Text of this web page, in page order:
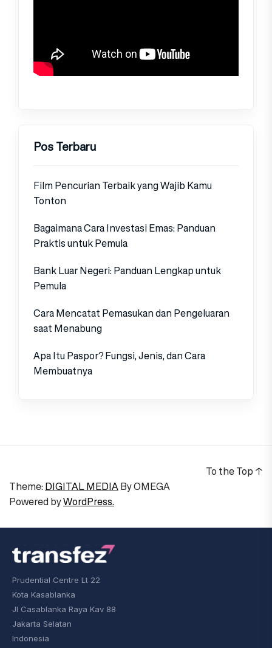
Pos Terbaru
Film Pencurian Terbaik yang Wajib Kamu
Tonton
Bagaimana Cara Investasi Emas: Panduan
Praktis untuk Pemula
Bank Luar Negeri: Panduan Lengkap untuk
Pemula
Cara Mencatat Pemasukan dan Pengeluaran
saat Menabung
Apa Itu Paspor? Fungsi, Jenis, dan Cara
Membuatnya
Theme: DIGITAL MEDIAByOMEGA
Powered byWordPress.
To the Top ↑
Prudential Centre Lt 22
Kota Kasablanka
Jl Casablanka Raya Kav 88
Jakarta Selatan
Indonesia